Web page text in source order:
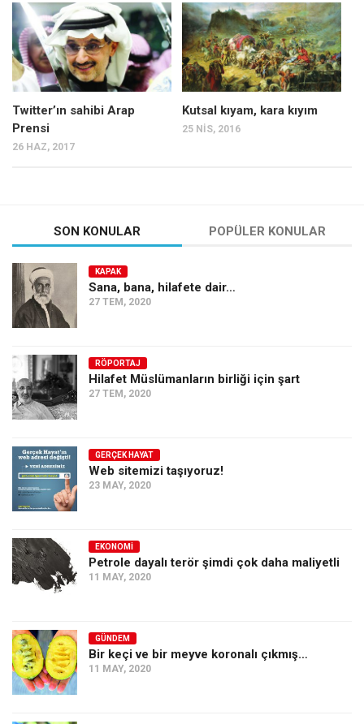
Mehmet Ali Tekin
Abir E. Nahas
Amina S. Jenenkovic
Bağdagül Öz
Esra Elönü
Kategoriler
Kültür Sanat
Kitap
Karisi kitap sualleri
7 soruda bu hafta
Ekonomi
Spor
Sağlık
Gıda-Beslenme
Türkiye
Siyaset
Dünya
Asya
Twitter’ın sahibi Arap
Prensi
26 HAZ, 2017
Kutsal kıyam, kara kıyım
25 NIS, 2016
SON KONULAR POPÜLER KONULAR
KAPAK
Sana, bana, hilafete dair…
27 TEM, 2020
RÖPORTAJ
Hilafet Müslümanların birliği için şart
27 TEM, 2020
GERÇEK HAYAT
Web sitemizi taşıyoruz!
23 MAY, 2020
EKONOMI
Petrole dayalı terör şimdi çok daha maliyetli
11 MAY, 2020
GÜNDEM
Bir keçi ve bir meyve koronalı çıkmış…
11 MAY, 2020